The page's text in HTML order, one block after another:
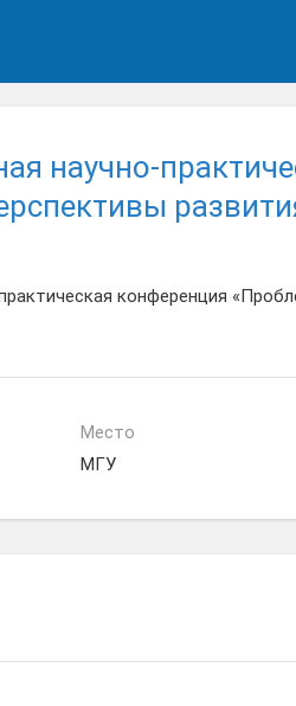
научно-
конференция
Место
МГУ